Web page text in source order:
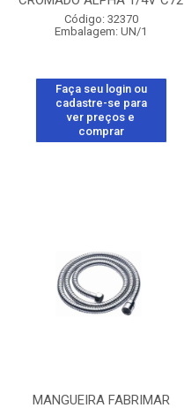
Código: 32370
Embalagem: UN/1
Faça seu login ou
cadastre-se para
ver preços e
comprar
MANGUEIRA FABRIMAR